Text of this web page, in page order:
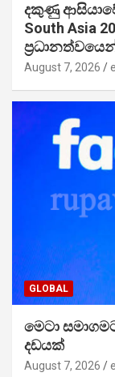
දකුණු
South Asia
August 7, 2026
GLOBAL
මෙටා
දඩයක්
August 7, 2026